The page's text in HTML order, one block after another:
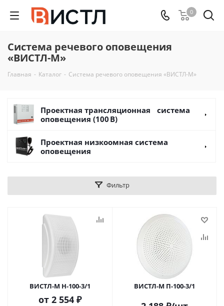
0
Система речевого оповещения
«ВИСТЛ-М»
Главная - Каталог - Система речевого оповещения «ВИСТЛ-М»
Проектная трансляционная система
оповещения (100 В)
Проектная низкоомная система
оповещения
Фильтр
ВИСТЛ-М Н-100-3/1
от 2 554 ₽
ВИСТЛ-М П-100-3/1